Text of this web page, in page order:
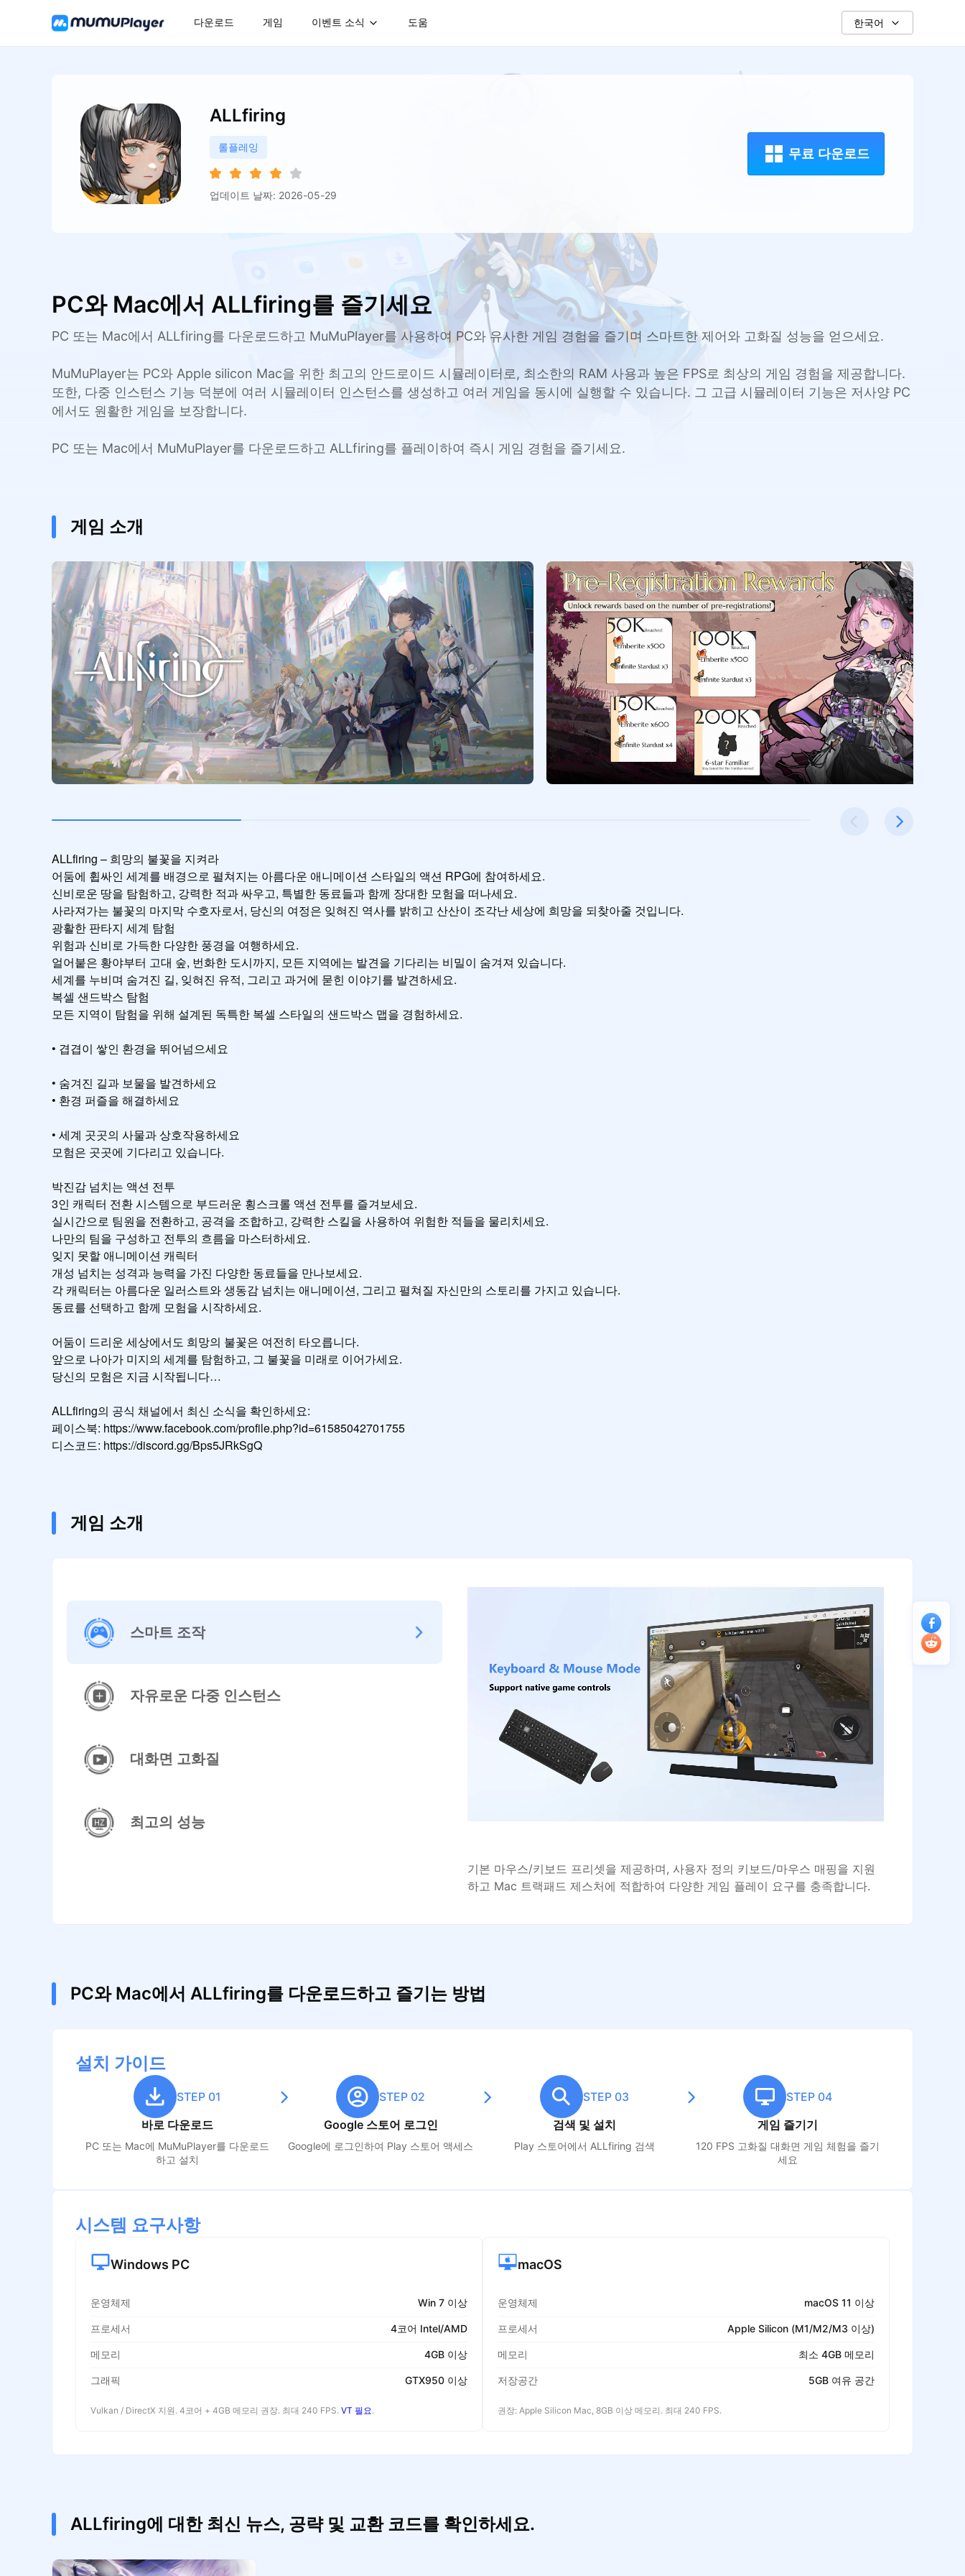
다운로드 게임 이벤트 소식 도움 한국어
ALLfiring
롤플레잉
업데이트 날짜: 2026-05-29
무료 다운로드
PC와 Mac에서 ALLfiring를 즐기세요
PC 또는 Mac에서 ALLfiring를 다운로드하고 MuMuPlayer를 사용하여 PC와 유사한 게임 경험을 즐기며 스마트한 제어와 고화질 성능을 얻으세요.
MuMuPlayer는 PC와 Apple silicon Mac을 위한 최고의 안드로이드 시뮬레이터로, 최소한의 RAM 사용과 높은 FPS로 최상의 게임 경험을 제공합니다.
또한, 다중 인스턴스 기능 덕분에 여러 시뮬레이터 인스턴스를 생성하고 여러 게임을 동시에 실행할 수 있습니다. 그 고급 시뮬레이터 기능은 저사양 PC
에서도 원활한 게임을 보장합니다.
PC 또는 Mac에서 MuMuPlayer를 다운로드하고 ALLfiring를 플레이하여 즉시 게임 경험을 즐기세요.
게임 소개
ALLfiring – 희망의 불꽃을 지켜라
어둠에 휩싸인 세계를 배경으로 펼쳐지는 아름다운 애니메이션 스타일의 액션 RPG에 참여하세요.
신비로운 땅을 탐험하고, 강력한 적과 싸우고, 특별한 동료들과 함께 장대한 모험을 떠나세요.
사라져가는 불꽃의 마지막 수호자로서, 당신의 여정은 잊혀진 역사를 밝히고 산산이 조각난 세상에 희망을 되찾아줄 것입니다.
광활한 판타지 세계 탐험
위험과 신비로 가득한 다양한 풍경을 여행하세요.
얼어붙은 황야부터 고대 숲, 번화한 도시까지, 모든 지역에는 발견을 기다리는 비밀이 숨겨져 있습니다.
세계를 누비며 숨겨진 길, 잊혀진 유적, 그리고 과거에 묻힌 이야기를 발견하세요.
복셀 샌드박스 탐험
모든 지역이 탐험을 위해 설계된 독특한 복셀 스타일의 샌드박스 맵을 경험하세요.
• 겹겹이 쌓인 환경을 뛰어넘으세요
• 숨겨진 길과 보물을 발견하세요
• 환경 퍼즐을 해결하세요
• 세계 곳곳의 사물과 상호작용하세요
모험은 곳곳에 기다리고 있습니다.
박진감 넘치는 액션 전투
3인 캐릭터 전환 시스템으로 부드러운 횡스크롤 액션 전투를 즐겨보세요.
실시간으로 팀원을 전환하고, 공격을 조합하고, 강력한 스킬을 사용하여 위험한 적들을 물리치세요.
나만의 팀을 구성하고 전투의 흐름을 마스터하세요.
잊지 못할 애니메이션 캐릭터
개성 넘치는 성격과 능력을 가진 다양한 동료들을 만나보세요.
각 캐릭터는 아름다운 일러스트와 생동감 넘치는 애니메이션, 그리고 펼쳐질 자신만의 스토리를 가지고 있습니다.
동료를 선택하고 함께 모험을 시작하세요.
어둠이 드리운 세상에서도 희망의 불꽃은 여전히 ​​타오릅니다.
앞으로 나아가 미지의 세계를 탐험하고, 그 불꽃을 미래로 이어가세요.
당신의 모험은 지금 시작됩니다…
ALLfiring의 공식 채널에서 최신 소식을 확인하세요:
페이스북: https://www.facebook.com/profile.php?id=61585042701755
디스코드: https://discord.gg/Bps5JRkSgQ
게임 소개
스마트 조작
자유로운 다중 인스턴스
대화면 고화질
최고의 성능
기본 마우스/키보드 프리셋을 제공하며, 사용자 정의 키보드/마우스 매핑을 지원
하고 Mac 트랙패드 제스처에 적합하여 다양한 게임 플레이 요구를 충족합니다.
PC와 Mac에서 ALLfiring를 다운로드하고 즐기는 방법
설치 가이드
STEP 01
바로 다운로드
PC 또는 Mac에 MuMuPlayer를 다운로드
하고 설치
STEP 02
Google 스토어 로그인
Google에 로그인하여 Play 스토어 액세스
STEP 03
검색 및 설치
Play 스토어에서 ALLfiring 검색
STEP 04
게임 즐기기
120 FPS 고화질 대화면 게임 체험을 즐기
세요
시스템 요구사항
Windows PC
운영체제 Win 7 이상
프로세서 4코어 Intel/AMD
메모리 4GB 이상
그래픽 GTX950 이상
Vulkan / DirectX 지원. 4코어 + 4GB 메모리 권장. 최대 240 FPS. VT 필요.
macOS
운영체제 macOS 11 이상
프로세서 Apple Silicon (M1/M2/M3 이상)
메모리 최소 4GB 메모리
저장공간 5GB 여유 공간
권장: Apple Silicon Mac, 8GB 이상 메모리. 최대 240 FPS.
ALLfiring에 대한 최신 뉴스, 공략 및 교환 코드를 확인하세요.